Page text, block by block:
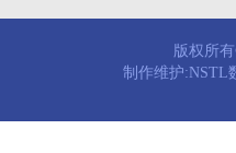
版权所
制作维护:NSTL